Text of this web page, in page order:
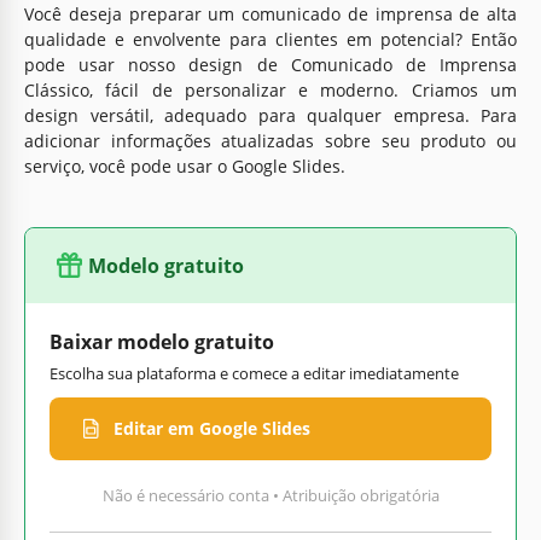
Você deseja preparar um comunicado de imprensa de alta
qualidade e envolvente para clientes em potencial? Então
pode usar nosso design de Comunicado de Imprensa
Clássico, fácil de personalizar e moderno. Criamos um
design versátil, adequado para qualquer empresa. Para
adicionar informações atualizadas sobre seu produto ou
serviço, você pode usar o Google Slides.
Modelo gratuito
Baixar modelo gratuito
Escolha sua plataforma e comece a editar imediatamente
Editar em Google Slides
Não é necessário conta • Atribuição obrigatória